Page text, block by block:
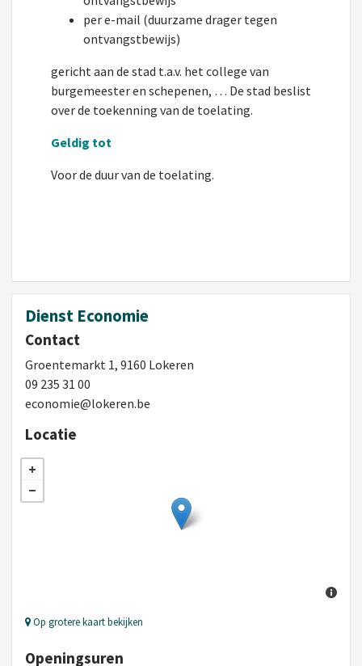
per e-mail (duurzame drager tegen
ontvangstbewijs)
gericht aan de stad t.a.v. het college van
burgemeester en schepenen, … De stad beslist
over de toekenning van de toelating.
Geldig tot
Voor de duur van de toelating.
Dienst Economie
Contact
Groentemarkt 1, 9160 Lokeren
09 235 31 00
economie@lokeren.be
Locatie
Op grotere kaart bekijken
Openingsuren